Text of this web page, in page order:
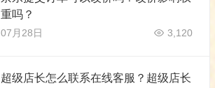
重吗？
07月28日 3,120
超级店长怎么联系在线客服？超级店长